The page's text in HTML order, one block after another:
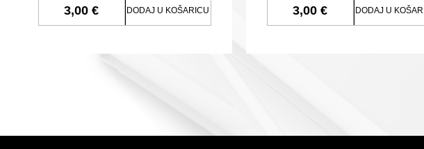
3,00 € DODAJ U KOŠARICU 3,00 € DODAJ U